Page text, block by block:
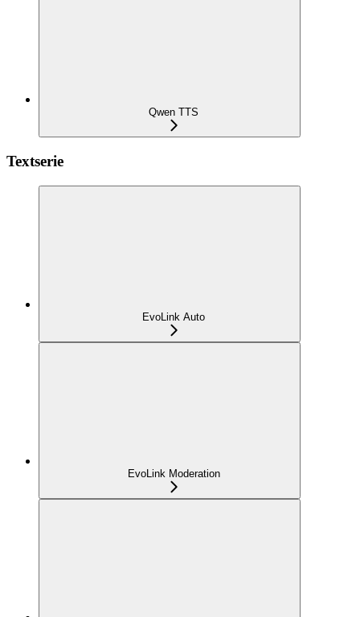
Qwen TTS
Textserie
EvoLink Auto
EvoLink Moderation